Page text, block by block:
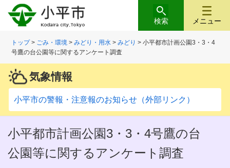
メニュー
検索
トップ> ごみ・環境 >みどり・用水 >みどり > 小平都市計画公園3・3・4
号鷹の台公園等に関するアンケート調査
気象情報
小平市の警報・注意報のお知らせ（外部リンク）
小平都市計画公園3・3・4号鷹の台
公園等に関するアンケート調査